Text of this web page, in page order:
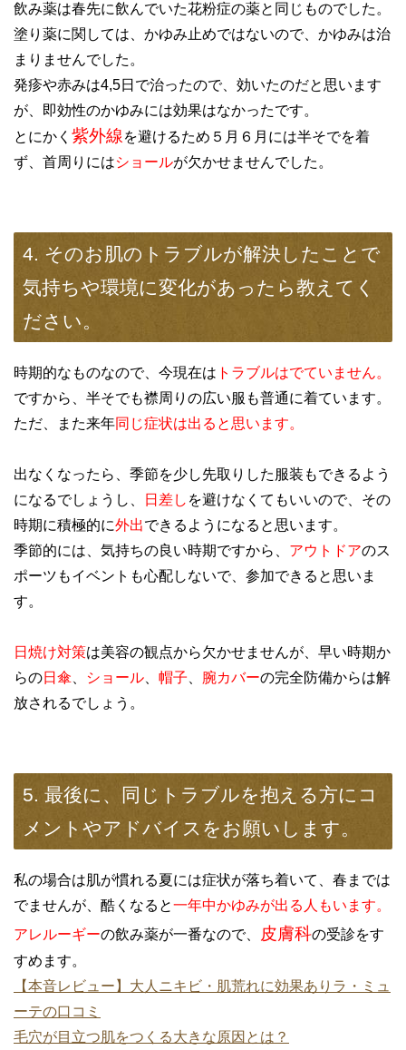
飲み薬は春先に飲んでいた花粉症の薬と同じものでした。
塗り薬に関しては、かゆみ止めではないので、かゆみは治
まりませんでした。
発疹や赤みは4,5日で治ったので、効いたのだと思います
が、即効性のかゆみには効果はなかったです。
とにかく 紫外線 を避けるため５月６月には半そでを着
ず、首周りにはショールが欠かせませんでした。
4. そのお肌のトラブルが解決したことで
気持ちや環境に変化があったら教えてく
ださい。
時期的なものなので、今現在は トラブルはでていません。
ですから、半そでも襟周りの広い服も普通に着ています。
ただ、また来年同じ症状は出ると思います。
出なくなったら、季節を少し先取りした服装もできるよう
になるでしょうし、
日差し を避けなくてもいいので、その
時期に積極的に外出できるようになると思います。
季節的には、気持ちの良い時期ですから、 アウトドアのス
ポーツもイベントも心配しないで、参加できると思いま
す。
日焼け対策は美容の観点から欠かせませんが、早い時期か
らの日傘 ショール 帽子 腕カバーの完全防備からは解
放されるでしょう。
5. 最後に、同じトラブルを抱える方にコ
メントやアドバイスをお願いします。
私の場合は肌が慣れる夏には症状が落ち着いて、春までは
でませんが、酷くなると一年中かゆみが出る人もいます。
アレルーギーの飲み薬が一番なので、 皮膚科の受診をす
すめます。
【本音レビュー】大人ニキビ・肌荒れに効果ありラ・ミュ
ーテの口コミ
毛穴が目立つ肌をつくる大きな原因とは？